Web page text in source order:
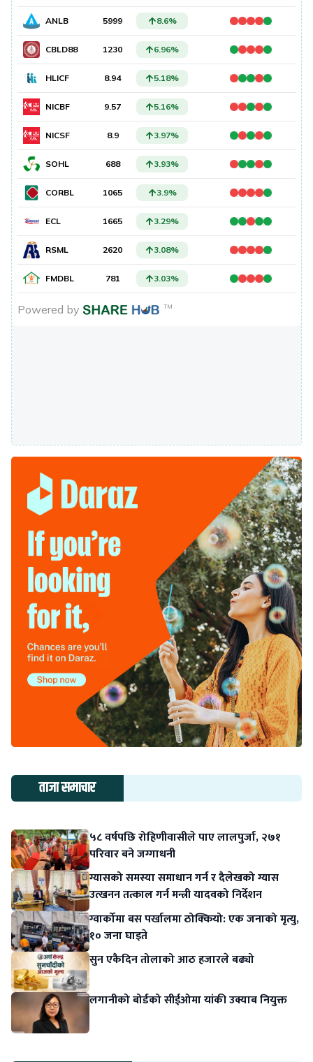
ताजा समाचार
५८ वर्षपछि रोहिणीवासीले पाए लालपुर्जा, २७१
परिवार बने जग्गाधनी
ग्यासको समस्या समाधान गर्न र दैलेखको ग्यास
उत्खनन तत्काल गर्न मन्त्री यादवको निर्देशन
ग्वार्कोमा बस पर्खालमा ठोक्कियो: एक जनाको मृत्यु,
१० जना घाइते
सुन एकैदिन तोलाको आठ हजारले बढ्यो
लगानीको बोर्डको सीईओमा यांकी उक्याब नियुक्त